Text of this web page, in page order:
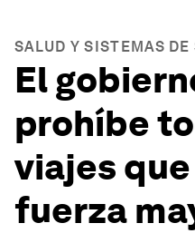
SALUD Y SISTEMAS DE
El
prohíbe
viajes
fuerza